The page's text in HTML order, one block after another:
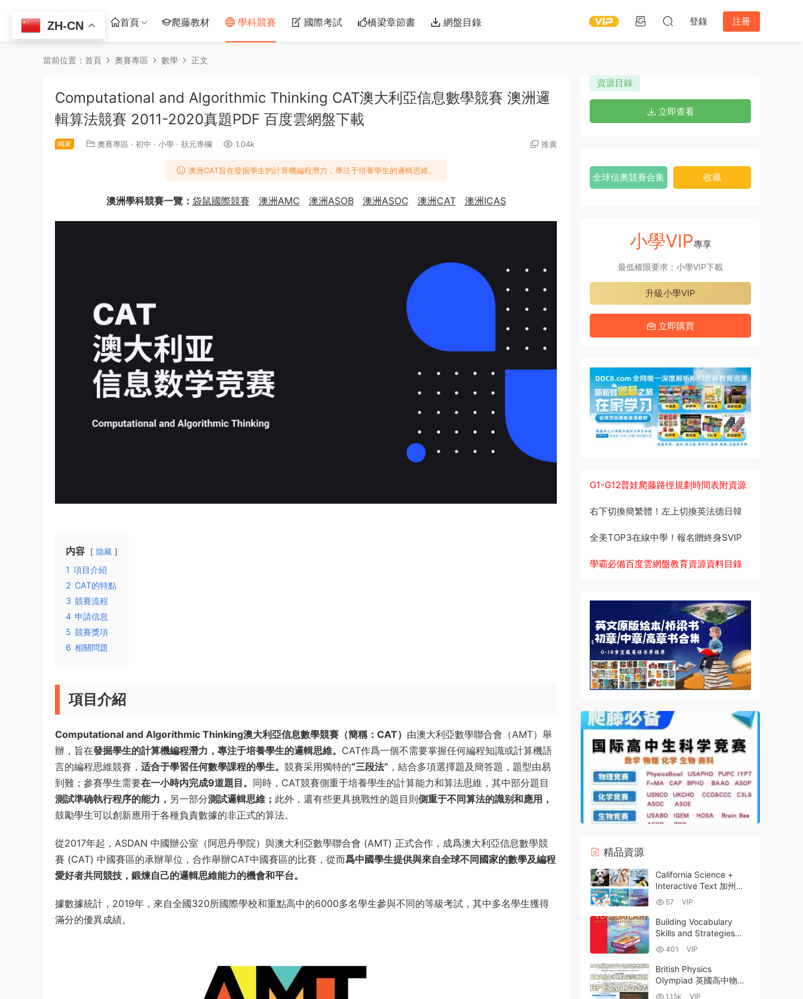
首頁 爬藤教材 學科競賽 國際考試 橋梁章節書 網盤目錄 登錄 注冊
當前位置： 首頁 奧賽專區 數學 正文
Computational and Algorithmic Thinking CAT澳大利亞信息數學競賽 澳洲邏
輯算法競賽 2011-2020真題PDF 百度雲網盤下載
獨家 奧賽專區 · 初中 · 小學 · 狀元專欄 1.04k 推廣
澳洲CAT旨在發掘學生的計算機編程潛力，專注于培養學生的邏輯思維。
澳洲學科競賽一覽： 袋鼠國際競賽 澳洲AMC 澳洲ASOB 澳洲ASOC 澳洲CAT 澳洲ICAS
内容 隐藏
1 項目介紹
2 CAT的特點
3 競賽流程
4 申請信息
5 競賽獎項
6 相關問題
項目介紹
Computational and Algorithmic Thinking澳大利亞信息數學競賽（簡稱：CAT） 由澳大利亞數學聯合會（AMT）舉
辦，旨在發掘學生的計算機編程潛力，專注于培養學生的邏輯思維。 CAT作爲一個不需要掌握任何編程知識或計算機語
言的編程思維競賽， 适合于學習任何數學課程的學生。 競賽采用獨特的“三段法” ，結合多項選擇題及簡答題，題型由易
到難；參賽學生需要在一小時内完成9道題目。 同時，CAT競賽側重于培養學生的計算能力和算法思維，其中部分題目
測試準确執行程序的能力， 另一部分測試邏輯思維； 此外，還有些更具挑戰性的題目則側重于不同算法的識别和應用，
鼓勵學生可以創新應用于各種負責數據的非正式的算法。
從2017年起，ASDAN 中國辦公室（阿思丹學院）與澳大利亞數學聯合會 (AMT) 正式合作，成爲澳大利亞信息數學競
賽 (CAT) 中國賽區的承辦單位，合作舉辦CAT中國賽區的比賽，從而爲中國學生提供與來自全球不同國家的數學及編程
愛好者共同競技，鍛煉自己的邏輯思維能力的機會和平台。
據數據統計，2019年，來自全國320所國際學校和重點高中的6000多名學生參與不同的等級考試，其中多名學生獲得
滿分的優異成績。
資源目錄
立即查看
全球信奧競賽合集 收藏
小學VIP專享
最低權限要求：小學VIP下載
升級小學VIP
立即購買
G1-G12普娃爬藤路徑規劃時間表附資源
右下切換簡繁體！左上切換英法德日韓
全美TOP3在線中學！報名贈終身SVIP
學霸必備百度雲網盤教育資源資料目錄
精品資源
California Science +
Interactive Text 加州科
學GK-G6級 美國加州幼兒
園小學科學教材全面深度
解析 附使用建議
57 VIP
Building Vocabulary
Skills and Strategies
Level 3-8 詞彙構建技能
與策略教材英文版PDF電
子版 百度雲網盤下載
401 VIP
British Physics
Olympiad 英國高中物理
奧賽BPhO競賽資料合集
1.15k VIP
ZH-CN